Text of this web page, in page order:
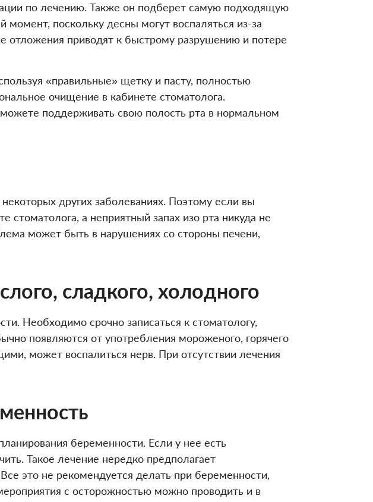
по лечению. Также он подберет самую подходящую
поскольку десны могут воспаляться из-за
отложения приводят к быстрому разрушению и потере
«правильные» щетку и пасту, полностью
очищение в кабинете стоматолога.
поддерживать свою полость рта в нормальном
других заболеваниях. Поэтому если вы
стоматолога, а неприятный запах изо рта никуда не
может быть в нарушениях со стороны печени,
сладкого, холодного
Необходимо срочно записаться к стоматологу,
появляются от употребления мороженого, горячего
может воспалиться нерв. При отсутствии лечения
беременности. Если у нее есть
Такое лечение нередко предполагает
это не рекомендуется делать при беременности,
с осторожностью можно проводить и в